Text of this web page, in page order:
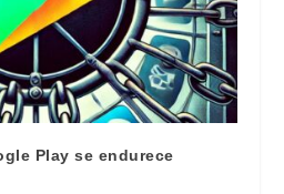
Play se endurece